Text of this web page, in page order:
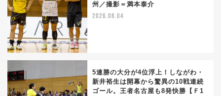
州／撮影＝満本泰介
2026.08.04
5連勝の大分が4位浮上！しながわ・
新井裕生は開幕から驚異の10戦連続
ゴール。王者名古屋も8発快勝【Ｆ1